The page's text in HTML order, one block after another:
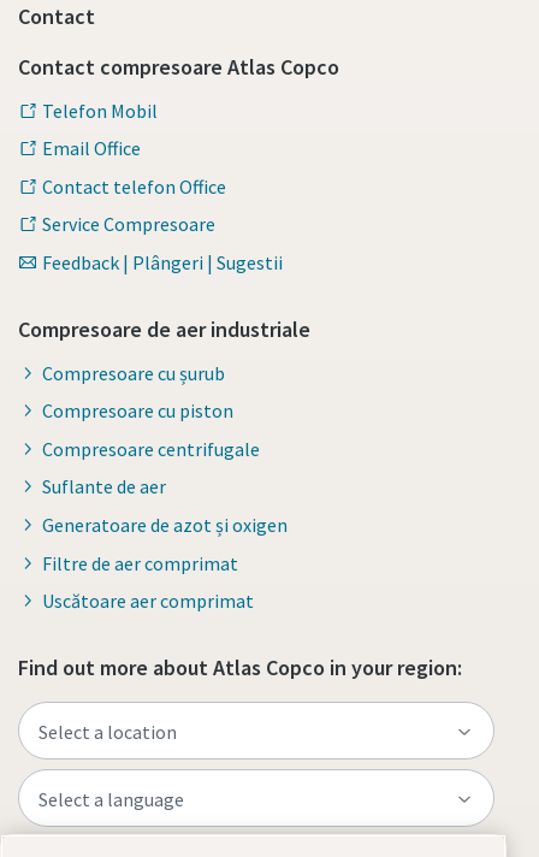
Contact
Contact compresoare Atlas Copco
Telefon Mobil
Email Office
Contact telefon Office
Service Compresoare
Feedback | Plângeri | Sugestii
Compresoare de aer industriale
Compresoare cu șurub
Compresoare cu piston
Compresoare centrifugale
Suflante de aer
Generatoare de azot și oxigen
Filtre de aer comprimat
Uscătoare aer comprimat
Find out more about Atlas Copco in your region: